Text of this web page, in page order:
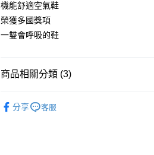
Google Pay
每筆NT$100，滿NT$1,600(含以上)免運費
機能舒適空氣鞋
榮獲多國獎項
一雙會呼吸的鞋
商品相關分類 (3)
分享 客服